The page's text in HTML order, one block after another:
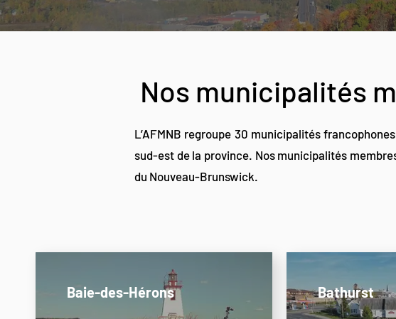
Nos municipalités
L’AFMNB regroupe 30 municipalités
sud-est de la province. Nos municipalités
du Nouveau-Brunswick.
Baie-des-Hérons Bathurst